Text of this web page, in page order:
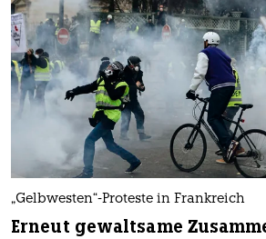
„Gelbwesten“-Proteste in Frankreich
Erneut gewaltsame